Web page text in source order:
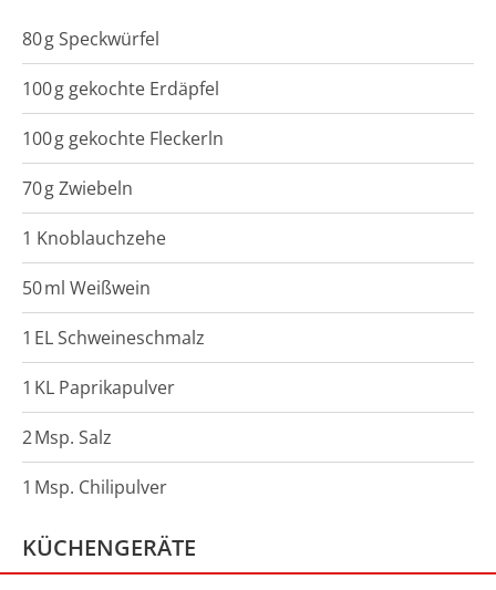
80gSpeckwürfel
100g gekochte Erdäpfel
100g gekochte Fleckerln
70gZwiebeln
1 Knoblauchzehe
50ml Weißwein
1 ELSchweineschmalz
1 KL Paprikapulver
2Msp. Salz
1 Msp. Chilipulver
KÜCHENGERÄTE